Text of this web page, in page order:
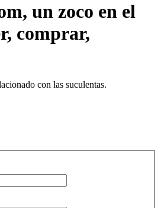
un zoco en el
comprar,
con las suculentas.